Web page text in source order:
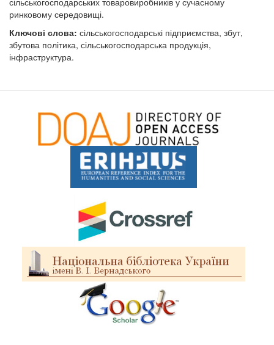
ринковому середовищі.
Ключові слова: сільськогосподарські підприємства, збут,
збутова політика, сільськогосподарська продукція,
інфраструктура.